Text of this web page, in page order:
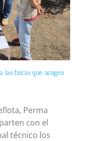
las fincas que acogen
Perma
con el
técnico los